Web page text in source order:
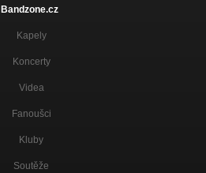
Bandzone.cz
Kapely
Koncerty
Videa
Fanoušci
Kluby
Soutěže